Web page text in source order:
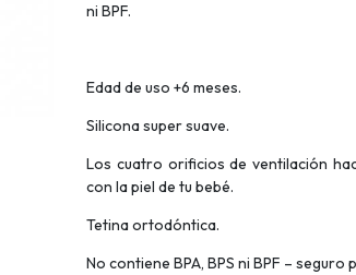
ni BPF.
Edad de uso +6 meses.
Silicona super suave.
Los cuatro orificios de ventilación
con la piel de tu bebé.
Tetina ortodóntica.
No contiene BPA, BPS ni BPF – seguro